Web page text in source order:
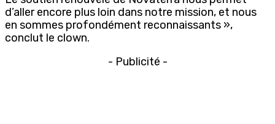
d’aller encore plus loin dans notre mission, et nous
en sommes profondément reconnaissants »,
conclut le clown.
- Publicité -